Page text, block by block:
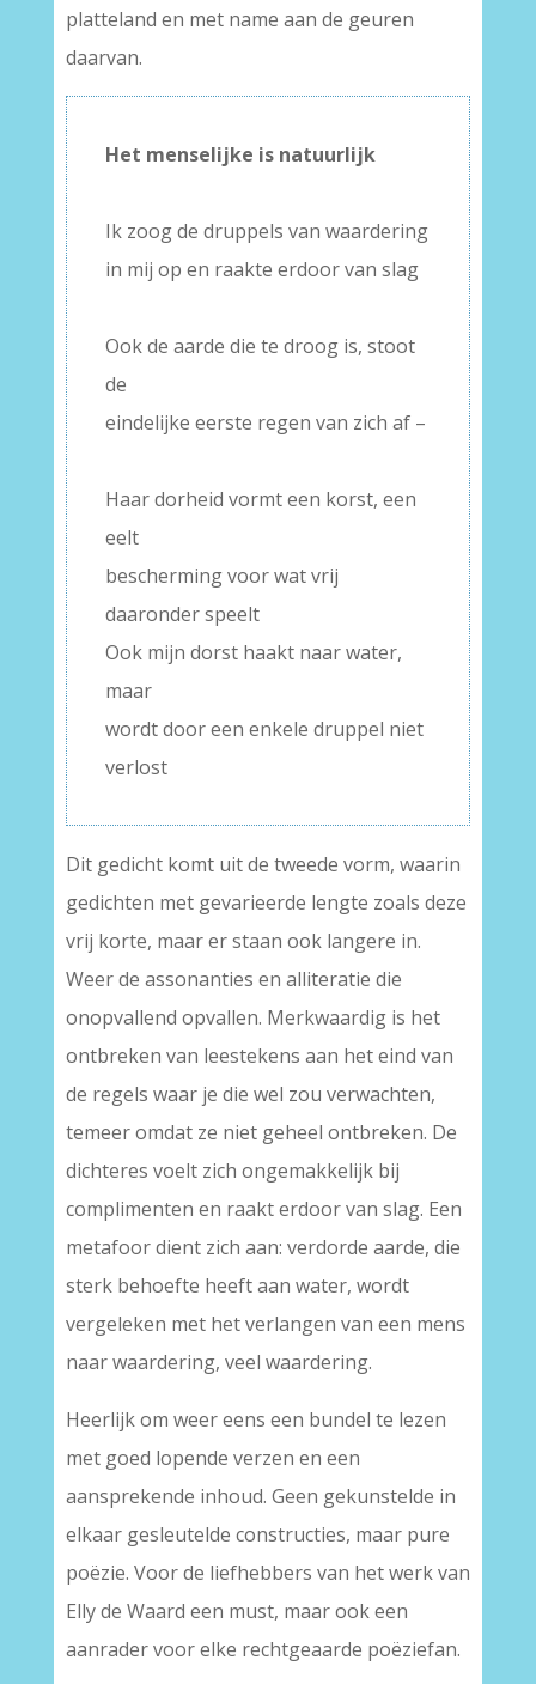
platteland en met name aan de geuren
daarvan.
Het menselijke is natuurlijk
Ik zoog de druppels van waardering
in mij op en raakte erdoor van slag
Ook de aarde die te droog is, stoot
de
eindelijke eerste regen van zich af –
Haar dorheid vormt een korst, een
eelt
bescherming voor wat vrij
daaronder speelt
Ook mijn dorst haakt naar water,
maar
wordt door een enkele druppel niet
verlost
Dit gedicht komt uit de tweede vorm, waarin
gedichten met gevarieerde lengte zoals deze
vrij korte, maar er staan ook langere in.
Weer de assonanties en alliteratie die
onopvallend opvallen. Merkwaardig is het
ontbreken van leestekens aan het eind van
de regels waar je die wel zou verwachten,
temeer omdat ze niet geheel ontbreken. De
dichteres voelt zich ongemakkelijk bij
complimenten en raakt erdoor van slag. Een
metafoor dient zich aan: verdorde aarde, die
sterk behoefte heeft aan water, wordt
vergeleken met het verlangen van een mens
naar waardering, veel waardering.
Heerlijk om weer eens een bundel te lezen
met goed lopende verzen en een
aansprekende inhoud. Geen gekunstelde in
elkaar gesleutelde constructies, maar pure
poëzie. Voor de liefhebbers van het werk van
Elly de Waard een must, maar ook een
aanrader voor elke rechtgeaarde poëziefan.